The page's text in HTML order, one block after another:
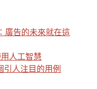
告的未來就在這
人工智慧
引人注目的用例